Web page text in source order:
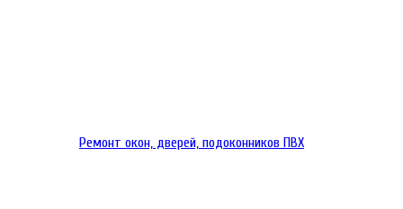
Ремонт окон, дверей, подоконников ПВХ